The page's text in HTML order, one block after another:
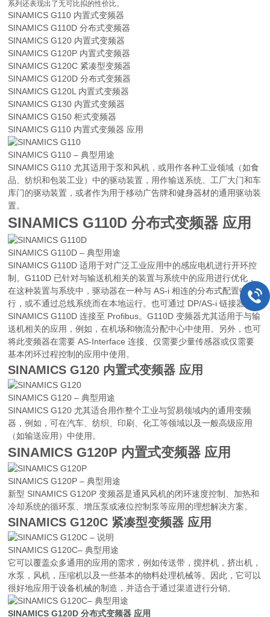
系列还表现出了无可比拟的性价比。
SINAMICS G110 内置式变频器
SINAMICS G110D 分布式变频器
SINAMICS G120 内置式变频器
SINAMICS G120P 内置式变频器
SINAMICS G120C 紧凑型变频器
SINAMICS G120D 分布式变频器
SINAMICS G120L 内置式变频器
SINAMICS G130 内置式变频器
SINAMICS G150 柜式变频器
SINAMICS G110 内置式变频器 应用
SINAMICS G110 – 典型用途
SINAMICS G110 尤其适用于泵和风机，或用作各种工业领域（如食
品、纺织和包装工业）中的驱动装置，用作输送系统、工厂大门和车
库门的驱动装置，或者作为用于移动广告牌和健身器材的通用驱动装
置。
SINAMICS G110D 分布式变频器 应用
SINAMICS G110D – 典型用途
SINAMICS G110D 适用于对广泛工业应用中的感应电机进行开环控
制。G110D 已针对与输送机相关的装置与系统中的应用进行优化，
在这种装置与系统中，驱动器在一种与 AS-i 相连的分布式配置中运
行，或不通过总线系统而在本地运行。也可通过 DP/AS-i 链接器将
SINAMICS G110D 连接至 Profibus。G110D 变频器尤其适用于与输
送机相关的应用，例如，在机场和物流分配中心中使用。另外，也可
将此变频器在需要 AS-Interface 连接、仅需要少量传感器或仅需要
基本闭环过程控制的应用中使用。
SINAMICS G120 内置式变频器 应用
SINAMICS G120 – 典型用途
SINAMICS G120 尤其适合用作整个工业与贸易领域内的通用变频
器，例如，可在汽车、纺织、印刷、化工等领域以及一般高级应用
（如输送应用）中使用。
SINAMICS G120P 内置式变频器 应用
SINAMICS G120P – 典型用途
新型 SINAMICS G120P 变频器是通风风机的闭环速度控制、加热和
冷却系统的循环泵、增压泵或液位控制泵等应用的理想解决方案。
SINAMICS G120C 紧凑型变频器 应用
SINAMICS G120C– 典型用途
它可以覆盖众多通用的应用的需求，例如传送带，搅拌机，挤出机，
水泵，风机，压缩机以及一些基本的物料处理机械等。因此，它可以
很好地应用于设备机械的制造，并适合于通过渠道进行分销。
SINAMICS G120D 分布式变频器 应用